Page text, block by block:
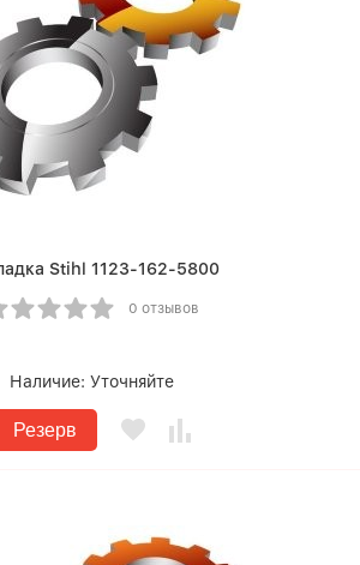
Stihl 1123-162-5800
0 отзывов
Наличие: Уточняйте
Резерв